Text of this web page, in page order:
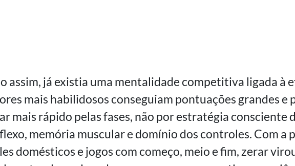
assim, já existia uma mentalidade competitiva ligada à
mais habilidosos conseguiam pontuações grandes e
mais rápido pelas fases, não por estratégia consciente
memória muscular e domínio dos controles. Com a
domésticos e jogos com começo, meio e fim, zerar